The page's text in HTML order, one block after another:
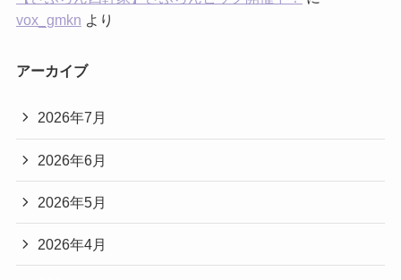
vox_gmkn より
アーカイブ
2026年7月
2026年6月
2026年5月
2026年4月